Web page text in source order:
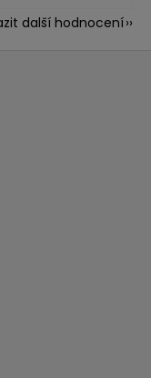
další hodnocení